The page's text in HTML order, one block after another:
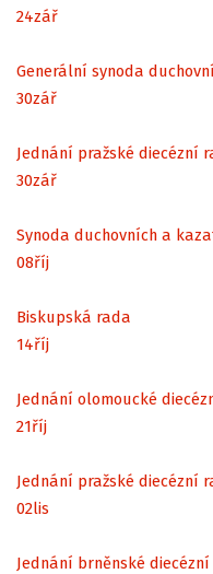
24zář
Generální synoda
30zář
Jednání pražské diecézní
30zář
Synoda duchovních a
08říj
Biskupská rada
14říj
Jednání olomoucké
21říj
Jednání pražské diecézní
02lis
Jednání brněnské